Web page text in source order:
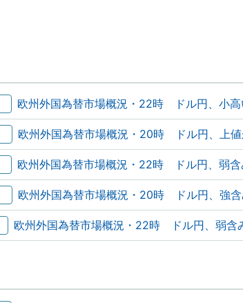
欧州外国為替市場概況・22時 ドル円、小高
欧州外国為替市場概況・20時 ドル円、上値
欧州外国為替市場概況・22時 ドル円、弱含
欧州外国為替市場概況・20時 ドル円、強含
欧州外国為替市場概況・22時 ドル円、弱含